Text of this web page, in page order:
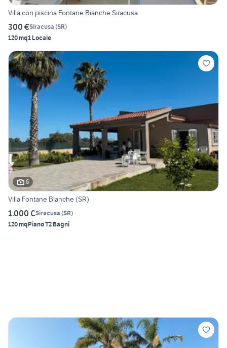
Villa con piscina Fontane Bianche Siracusa
300 €Siracusa (SR)
120 mq1 Locale
6
Villa Fontane Bianche (SR)
1.000 €Siracusa (SR)
120 mqPiano T2 Bagni